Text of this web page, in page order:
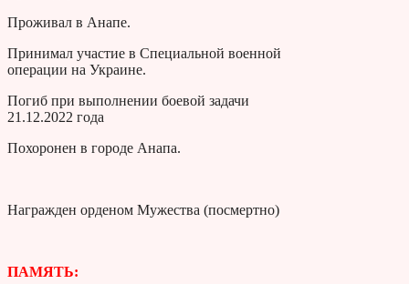
Проживал в Анапе.
Принимал участие в Специальной военной
операции на Украине.
Погиб при выполнении боевой задачи
21.12.2022 года
Похоронен в городе Анапа.
Награжден орденом Мужества (посмертно)
ПАМЯТЬ: